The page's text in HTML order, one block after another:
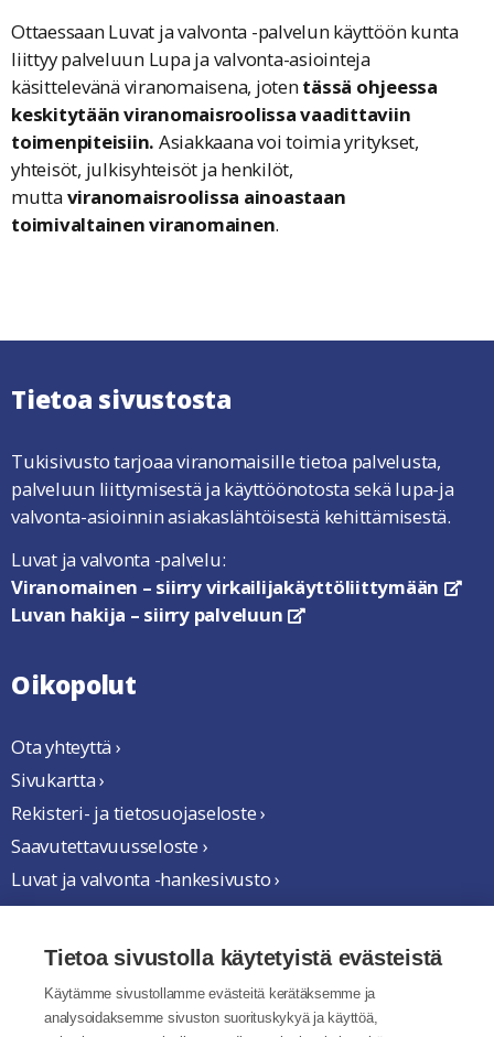
Ottaessaan Luvat ja valvonta -palvelun käyttöön kunta
liittyy palveluun Lupa ja valvonta-asiointeja
käsittelevänä viranomaisena, jotentässä ohjeessa
keskitytään viranomaisroolissa vaadittaviin
toimenpiteisiin. Asiakkaana voi toimia yritykset,
yhteisöt, julkisyhteisöt ja henkilöt,
muttaviranomaisroolissa ainoastaan
toimivaltainen viranomainen.
Tietoa sivustosta
Tukisivusto tarjoaa viranomaisille tietoa palvelusta,
palveluun liittymisestä ja käyttöönotosta sekä lupa-ja
valvonta-asioinnin asiakaslähtöisestä kehittämisestä.
Luvat ja valvonta -palvelu:
Viranomainen – siirry virkailijakäyttöliittymään
Luvan hakija – siirry palveluun linkki avautuu uuteen
Oikopolut
Ota yhteyttä ›
Sivukartta ›
Rekisteri- ja tietosuojaseloste ›
Saavutettavuusseloste ›
Luvat ja valvonta -hankesivusto ›
Tietoa sivustolla käytetyistä evästeistä
Käytämme sivustollamme evästeitä kerätäksemme ja
analysoidaksemme sivuston suorituskykyä ja käyttöä,